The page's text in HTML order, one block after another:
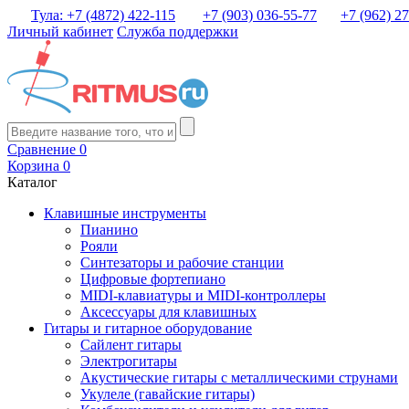
Тула: +7 (4872) 422-115 +7 (903) 036-55-77
+7 (962)
Личный кабинет Служба поддержки
Сравнение 0
Корзина 0
Каталог
Клавишные инструменты
Пианино
Рояли
Синтезаторы и рабочие станции
Цифровые фортепиано
MIDI-клавиатуры и MIDI-контроллеры
Аксессуары для клавишных
Гитары и гитарное оборудование
Сайлент гитары
Электрогитары
Акустические гитары с металлическими струнами
Укулеле (гавайские гитары)